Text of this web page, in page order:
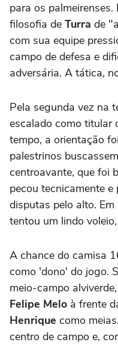
para os
filosofia de Turra de
com sua equipe
campo de defesa e
adversária. A tática,
Pela segunda vez na
escalado como titular
tempo, a orientação
palestrinos
centroavante, que foi
pecou tecnicamente
disputas pelo alto.
tentou um lindo
A chance do camisa
como 'dono' do jogo.
meio-campo
Felipe Melo à frente
Henrique como
centro de campo e,